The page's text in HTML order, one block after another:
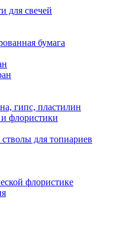
для свечей
бумага
гипс, пластилин
флористики
для топиариев
флористике